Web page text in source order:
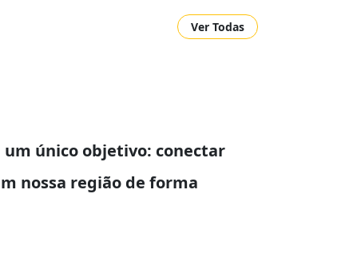
Ver Todas
um único objetivo: conectar
nossa região de forma